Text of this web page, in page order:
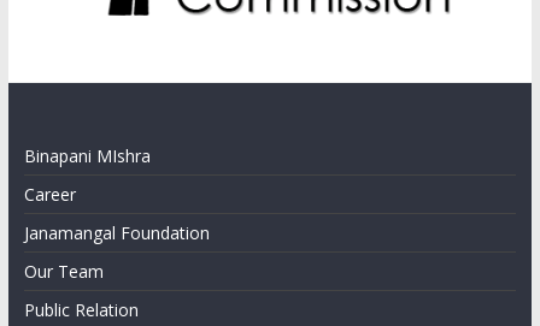
Binapani MIshra
Career
Janamangal Foundation
Our Team
Public Relation